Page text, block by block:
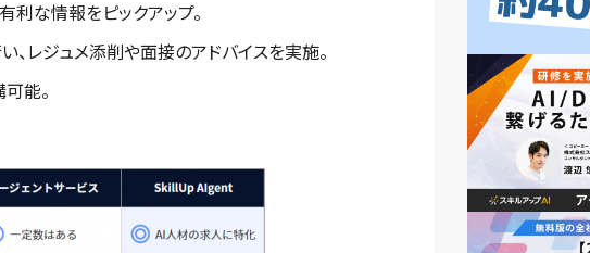
な情報をピックアップ。
、レジュメ添削や面接のアドバイスを実施。
能。